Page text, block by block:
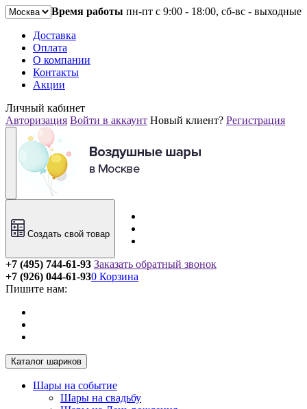
Время работы пн-пт с 9:00 - 18:00, сб-вс - выходные
Доставка
Оплата
О компании
Контакты
Акции
Личный кабинет
Авторизация Войти в аккаунт Новый клиент? Регистрация
Создать свой товар
+7 (495) 744-61-93 Заказать обратный звонок
+7 (926) 044-61-93
Пишите нам:
0 Корзина
Каталог шариков
Шары на событие
Шары на свадьбу